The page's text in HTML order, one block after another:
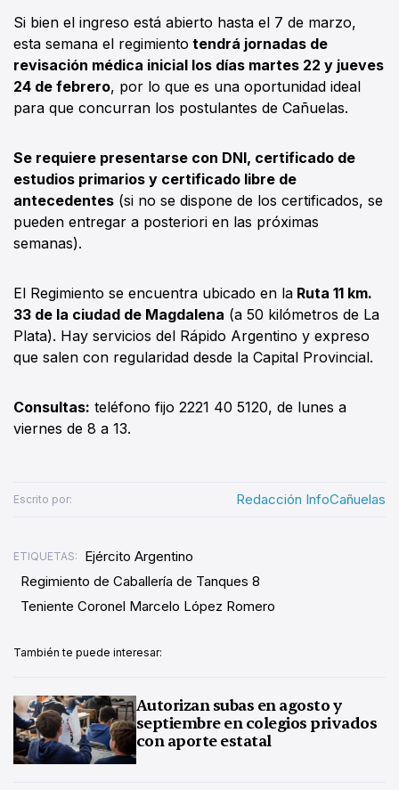
Si bien el ingreso está abierto hasta el 7 de marzo,
esta semana el regimiento tendrá jornadas de
revisación médica inicial los días martes 22 y jueves
24 de febrero, por lo que es una oportunidad ideal
para que concurran los postulantes de Cañuelas.
Se requiere presentarse con DNI, certificado de
estudios primarios y certificado libre de
antecedentes (si no se dispone de los certificados, se
pueden entregar a posteriori en las próximas
semanas).
El Regimiento se encuentra ubicado en la Ruta 11 km.
33 de la ciudad de Magdalena (a 50 kilómetros de La
Plata). Hay servicios del Rápido Argentino y expreso
que salen con regularidad desde la Capital Provincial.
Consultas: teléfono fijo 2221 40 5120, de lunes a
viernes de 8 a 13.
Escrito por: Redacción InfoCañuelas
ETIQUETAS:
Ejército Argentino
Regimiento de Caballería de Tanques 8
Teniente Coronel Marcelo López Romero
También te puede interesar:
Autorizan subas en agosto y
septiembre en colegios privados
con aporte estatal